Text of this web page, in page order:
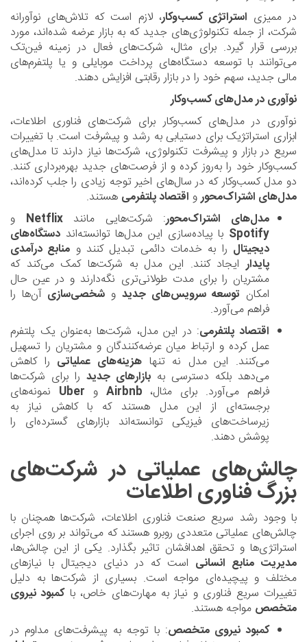
در ممیزی استراتژی کسب‌وکار، لازم است که تلاش‌های نوآورانه
شرکت، از جمله تکنولوژی‌های جدید که به بازار عرضه شده‌اند، مورد
بررسی قرار گیرد. برای مثال، شرکت‌های فعال در زمینه فین‌تک
می‌توانند با توسعه دستگاه‌های پرداخت موبایلی و یا پلتفرم‌های
مالی جدید، سهم خود را در بازار رقابتی افزایش دهند.
نوآوری در مدل‌های کسب‌وکار
نوآوری در مدل‌های کسب‌وکار برای شرکت‌های فناوری اطلاعات،
ابزاری استراتژیک برای دستیابی به رشد و پیشرفت است. با تغییرات
سریع در بازار و پیشرفت تکنولوژی، شرکت‌ها نیاز دارند تا مدل‌های
کسب‌وکار خود را به‌روز کرده و از فرصت‌های جدید بهره‌برداری کنند.
دو مدل کسب‌وکار که در سال‌های اخیر توجه زیادی را جلب کرده‌اند،
مدل‌های اشتراک‌محورو اقتصاد پلتفرمیهستند.
مدل‌های اشتراک‌محور: شرکت‌هایی مانند Netflixو
Spotifyبا پیاده‌سازی این مدل‌ها توانسته‌اند دستگاه‌های
دیجیتالرا به خدمات دائمی تبدیل کنند و منابع درآمدی
پایدارایجاد کنند. این مدل به شرکت‌ها کمک می‌کند که
مشتریان را برای مدت طولانی‌تری نگه‌دارند و در عین حال
امکان توسعه سرویس‌های جدیدو شخصی‌سازیآن‌ها را
فراهم می‌آورد.
اقتصاد پلتفرمی: در این مدل، شرکت‌ها به‌عنوان یک پلتفرم
عمل کرده و ارتباط میان عرضه‌کنندگان و مشتریان را تسهیل
می‌کنند. این مدل نه تنها هزینه‌های عملیاتیرا کاهش
می‌دهد بلکه دسترسی به بازارهای جدیدرا برای شرکت‌ها
فراهم می‌آورد. برای مثال، Airbnbو Uberنمونه‌های
برجسته‌ای از این مدل هستند که با کاهش نیاز به
زیرساخت‌های فیزیکی توانسته‌اند بازارهای گسترده‌ای را
پوشش دهند.
چالش‌های عملیاتی در شرکت‌های
بزرگ فناوری اطلاعات
با وجود رشد سریع صنعت فناوری اطلاعات، شرکت‌ها همچنان با
چالش‌های عملیاتی متعددی روبرو هستند که می‌تواند بر روی اجرای
استراتژی‌ها و تحقق اهدافشان تاثیر بگذارد. یکی از این چالش‌ها،
مدیریت منابع انسانیاست که در دنیای دیجیتال با نیازهای
مختلف و پیچیده‌ای مواجه است. بسیاری از شرکت‌ها به دلیل
تغییرات سریع فناوری و نیاز به مهارت‌های خاص، با کمبود نیروی
متخصصمواجه هستند.
کمبود نیروی متخصص: با توجه به پیشرفت‌های مداوم در